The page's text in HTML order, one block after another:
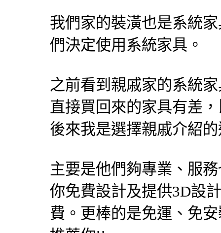
我們家的裝潢也是系統
們決定使用系統家具。
之前看到親戚家的系統
直接買回來的家具有差
後來我是選擇親戚介紹
主要是他們夠專業、服
你免費設計及提供3D設
費。更棒的是免運、免